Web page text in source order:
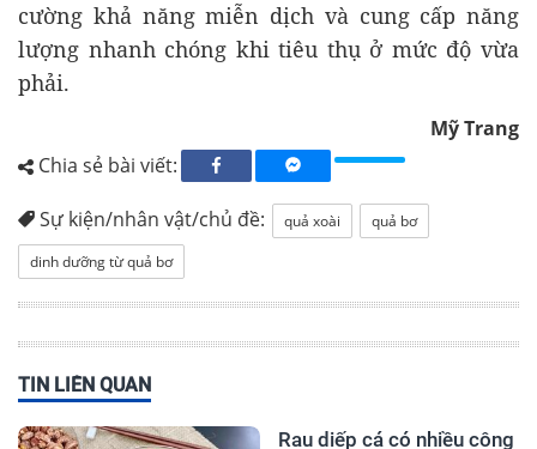
cường khả năng miễn dịch và cung cấp năng
lượng nhanh chóng khi tiêu thụ ở mức độ vừa
phải.
Mỹ Trang
Chia sẻ bài viết:
Sự kiện/nhân vật/chủ đề: quả xoài
quả bơ
dinh dưỡng từ quả bơ
TIN LIÊN QUAN
Rau diếp cá có nhiều công